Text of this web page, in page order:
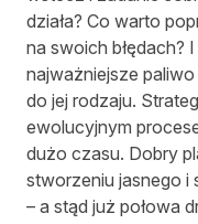
działa? Co warto
na swoich błędach?
najważniejsze paliwo
do jej rodzaju.
ewolucyjnym
dużo czasu. Dobry
stworzeniu jasnego i
– a stąd już połowa